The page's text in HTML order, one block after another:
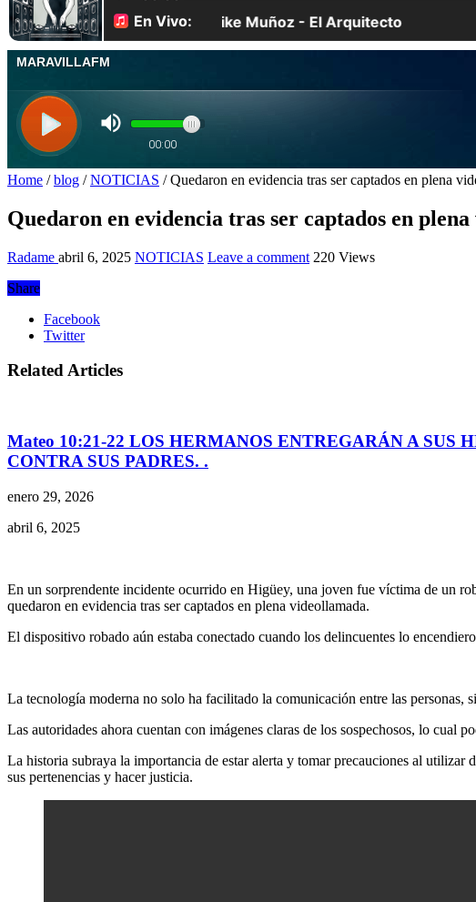
Home / blog / NOTICIAS / Quedaron en evidencia tras ser captados en plena
Quedaron en evidencia tras ser captados en
Radame abril 6, 2025 NOTICIAS Leave a comment 220 Views
Share
Facebook
Twitter
Related Articles
Mateo 10:21-22 LOS HERMANOS ENTREGARÁN A SUS
CONTRA SUS PADRES. .
enero 29, 2026
abril 6, 2025
En un sorprendente incidente ocurrido en Higüey, una joven fue víctima de un
quedaron en evidencia tras ser captados en plena videollamada.
El dispositivo robado aún estaba conectado cuando los delincuentes lo
La tecnología moderna no solo ha facilitado la comunicación entre las personas,
Las autoridades ahora cuentan con imágenes claras de los sospechosos, lo cual
La historia subraya la importancia de estar alerta y tomar precauciones al
sus pertenencias y hacer justicia.